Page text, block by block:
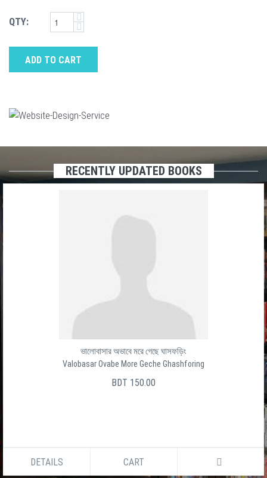
QTY:
ADD TO CART
RECENTLY UPDATED BOOKS
ভালোবাসার অভাবে মরে গেছে ঘাসফড়িং
Valobasar Ovabe More Geche Ghashforing
BDT 150.00
DETAILS CART